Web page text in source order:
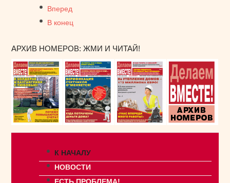
Вперед
В конец
АРХИВ НОМЕРОВ: ЖМИ И ЧИТАЙ!
К НАЧАЛУ
НОВОСТИ